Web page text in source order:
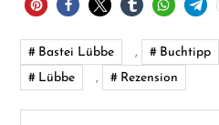
Bastei Lübbe , Buchtipp
Lübbe
, Rezension